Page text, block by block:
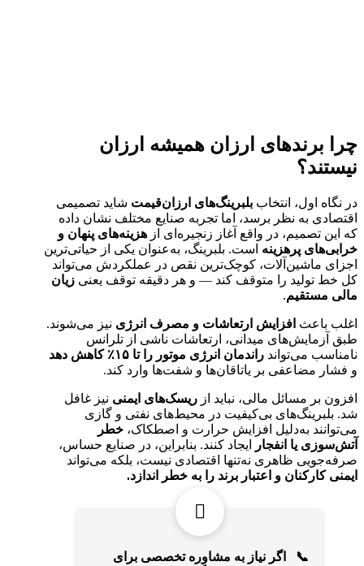
چرا برندهای ارزان همیشه ارزان
نیستند؟
در نگاه اول، انتخاب بلبرینگ‌های ارزان‌قیمت شاید تصمیمی
اقتصادی به نظر برسد، اما تجربه صنایع مختلف نشان داده
که این تصمیم، در واقع آغاز زنجیره‌ای از هزینه‌های پنهان و
خرابی‌های پرهزینه است. بلبرینگ، به‌عنوان یکی از حیاتی‌ترین
اجزای ماشین‌آلات، کوچک‌ترین نقص در عملکردش می‌تواند
کل خط تولید را متوقف کند — و هر دقیقه توقف یعنی زیان
مالی مستقیم.
اغلب باعث افزایش ارتعاشات و مصرف انرژی نیز می‌شوند.
طبق آزمایش‌های میدانی، ارتعاشات ناشی از تلرانس
نامناسب می‌تواند راندمان انرژی موتور را تا ۱۵٪
کاهش دهد
و فشار مضاعفی بر یاتاقان‌ها و شفت‌ها وارد کند.
افزون بر مسائل مالی، نباید از ریسک‌های ایمنی نیز غافل
شد. بلبرینگ‌های بی‌کیفیت در محیط‌های نفتی و گازی
می‌توانند به‌دلیل افزایش حرارت و اصطکاک، خطر
آتش‌سوزی یا انفجار
ایجاد کنند. بنابراین، در صنایع حساس،
صرفه‌جویی ظاهری نه‌تنها اقتصادی نیست، بلکه می‌تواند
ایمنی کارکنان و اعتبار برند را به خطر اندازد.
📞 اگر نیاز به مشاوره تخصصی برای